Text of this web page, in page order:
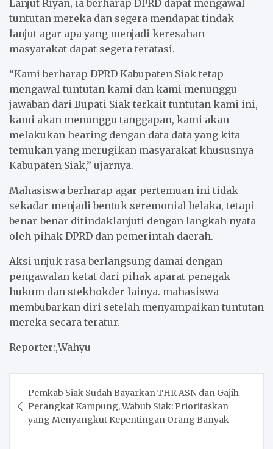
Lanjut Riyan, ia berharap DPRD dapat mengawal
tuntutan mereka dan segera mendapat tindak
lanjut agar apa yang menjadi keresahan
masyarakat dapat segera teratasi.
“Kami berharap DPRD Kabupaten Siak tetap
mengawal tuntutan kami dan kami menunggu
jawaban dari Bupati Siak terkait tuntutan kami ini,
kami akan menunggu tanggapan, kami akan
melakukan hearing dengan data data yang kita
temukan yang merugikan masyarakat khususnya
Kabupaten Siak,” ujarnya.
Mahasiswa berharap agar pertemuan ini tidak
sekadar menjadi bentuk seremonial belaka, tetapi
benar-benar ditindaklanjuti dengan langkah nyata
oleh pihak DPRD dan pemerintah daerah.
Aksi unjuk rasa berlangsung damai dengan
pengawalan ketat dari pihak aparat penegak
hukum dan stekhokder lainya. mahasiswa
membubarkan diri setelah menyampaikan tuntutan
mereka secara teratur.
Reporter:,Wahyu
navigation
Pemkab Siak Sudah Bayarkan THR ASN dan Gajih
Perangkat Kampung, Wabub Siak: Prioritaskan
yang Menyangkut Kepentingan Orang Banyak